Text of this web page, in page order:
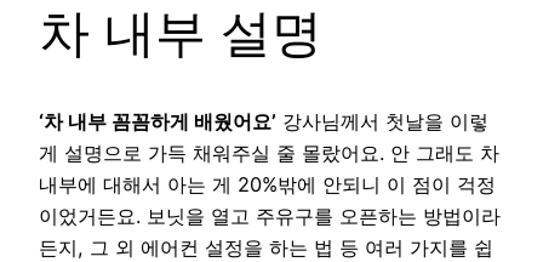
차 내부 설명
‘차 내부 꼼꼼하게 배웠어요’ 강사님께서 첫날을 이렇
게 설명으로 가득 채워주실 줄 몰랐어요. 안 그래도 차
내부에 대해서 아는 게 20%밖에 안되니 이 점이 걱정
이었거든요. 보닛을 열고 주유구를 오픈하는 방법이라
든지, 그 외 에어컨 설정을 하는 법 등 여러 가지를 쉽